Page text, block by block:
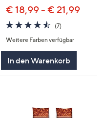
€ 18,99 - € 21,99
4.4
von
5
(7)
Weitere Farben verfügbar
In den Warenkorb